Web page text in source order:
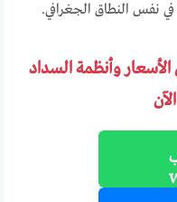
في نفس النطاق الجغرافي.
الأسعار وأنظمة السداد